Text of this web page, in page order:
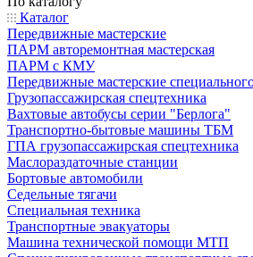
Каталог
Передвижные мастерские
ПАРМ авторемонтная мастерская
ПАРМ с КМУ
Передвижные мастерские
Грузопассажирская спецтехника
Вахтовые автобусы серии "Берлога"
Транспортно-бытовые машины ТБМ
ГПА грузопассажирская спецтехника
Маслораздаточные станции
Бортовые автомобили
Седельные тягачи
Специальная техника
Транспортные эвакуаторы
Машина технической помощи МТП